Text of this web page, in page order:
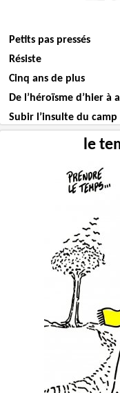
Petits pas pressés
Résiste
Cinq ans de plus
De l’héroïsme d’hier à
Subir l’insulte du
le